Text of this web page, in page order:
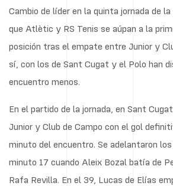
Cambio de líder en la quinta jornada de
que Atlètic y RS Tenis se aúpan a la
posición tras el empate entre Junior y
sí, con los de Sant Cugat y el Polo han
encuentro menos.
En el partido de la jornada, en Sant
Junior y Club de Campo con el gol
minuto del encuentro. Se adelantaron
minuto 17 cuando Aleix Bozal batía de
Rafa Revilla. En el 39, Lucas de Elías